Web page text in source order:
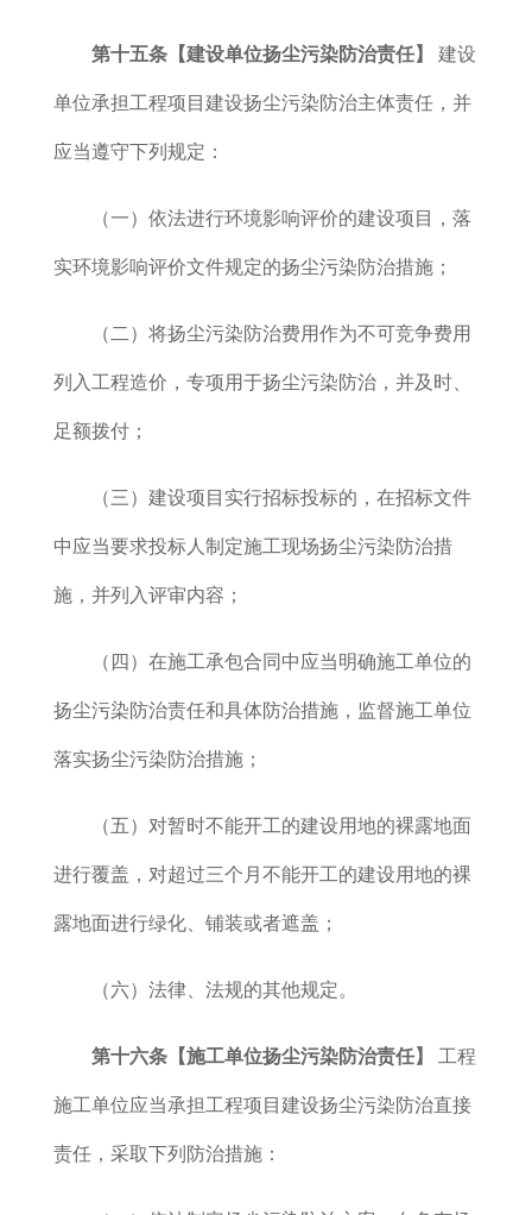
第十五条【建设单位扬尘污染防治责任】 建设
单位承担工程项目建设扬尘污染防治主体责任，并
应当遵守下列规定：
（一） 依法进行环境影响评价的建设项目，落
实环境影响评价文件规定的扬尘污染防治措施 ；
（二）将扬尘污染防治费用作为不可竞争费用
列入工程造价，专项用于扬尘污染防治，并及时、
足额拨付；
（三）建设项目实行招标投标的，在招标文件
中应当要求投标人制定施工现场扬尘污染防治措
施，并列入评审内容；
（四）在施工承包合同中应当明确施工单位的
扬尘污染防治责任和具体防治措施，监督施工单位
落实扬尘污染防治措施；
（五）对暂时不能开工的建设用地的裸露地面
进行覆盖，对超过三个月不能开工的建设用地的裸
露地面进行绿化、铺装或者遮盖；
（六）法律、法规的其他规定。
第十六条【施工单位扬尘污染防治责任】 工程
施工单位应当承担工程项目建设扬尘污染防治直接
责任，采取下列防治措施：